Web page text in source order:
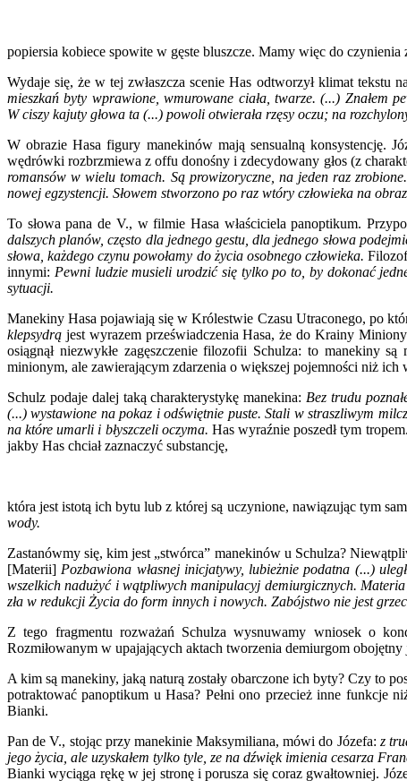
popiersia kobiece spowite w gęste bluszcze. Mamy więc do
Wydaje się, że w tej zwłaszcza scenie Has odtworzył klimat tekstu
mieszkań byty wprawione, wmurowane ciała, twarze. (...) Znałem
W ciszy kajuty głowa ta (...) powoli otwierała rzęsy oczu; na
W obrazie Hasa figury manekinów mają sensualną konsystencję.
wędrówki rozbrzmiewa z offu donośny i zdecydowany głos (z
romansów w wielu tomach. Są prowizoryczne, na jeden raz
nowej egzystencji. Słowem stworzono po raz wtóry człowieka na
To słowa pana de V., w filmie Hasa właściciela panoptikum.
dalszych planów, często dla jednego gestu, dla jednego słowa
słowa, każdego czynu powołamy do życia osobnego człowieka.
innymi: Pewni ludzie musieli urodzić się tylko po to, by dokonać
sytuacji.
Manekiny Hasa pojawiają się w Królestwie Czasu Utraconego, po
klepsydrą jest wyrazem przeświadczenia Hasa, że do Krainy
osiągnął niezwykłe zagęszczenie filozofii Schulza: to manekiny
minionym, ale zawierającym zdarzenia o większej pojemności niż ich
Schulz podaje dalej taką charakterystykę manekina:Bez trudu
(...) wystawione na pokaz i odświętnie puste. Stali w straszliwym
na które umarli i błyszczeli oczyma. Has wyraźnie poszedł tym
jakby Has chciał zaznaczyć substancję,
która jest istotą ich bytu lub z której są uczynione, nawiązując tym
wody.
Zastanówmy się, kim jest „stwórca” manekinów u Schulza?
[Materii] Pozbawiona własnej inicjatywy, lubieżnie podatna (...)
wszelkich nadużyć i wątpliwych manipulacyj demiurgicznych.
zła w redukcji Życia do form innych i nowych. Zabójstwo nie jest
Z tego fragmentu rozważań Schulza wysnuwamy wniosek o
Rozmiłowanym w upajających aktach tworzenia demiurgom
A kim są manekiny, jaką naturą zostały obarczone ich byty? Czy to
potraktować panoptikum u Hasa? Pełni ono przecież inne funkcje
Bianki.
Pan de V., stojąc przy manekinie Maksymiliana, mówi do Józefa: z
jego życia, ale uzyskałem tylko tyle, ze na dźwięk imienia cesarza
Bianki wyciąga rękę w jej stronę i porusza się coraz gwałtowniej.